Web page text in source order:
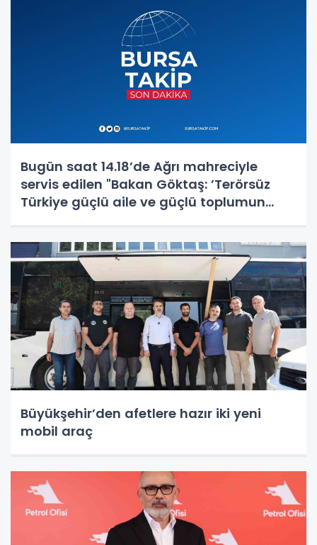
Bugün saat 14.18’de Ağrı mahreciyle
servis edilen "Bakan Göktaş: ’Terörsüz
Türkiye güçlü aile ve güçlü toplumun
kaynağından iptal edilmiştir. Özür diler,
haberde an itibariyle mevcut
Büyükşehir’den afetlere hazır iki yeni
mobil araç